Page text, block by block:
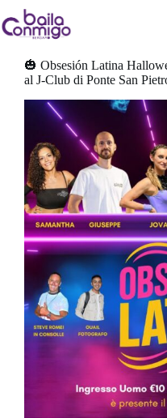
Salta
al
contenuto Serata Latina
🎃 Obsesión Latina
al J-Club di Ponte San